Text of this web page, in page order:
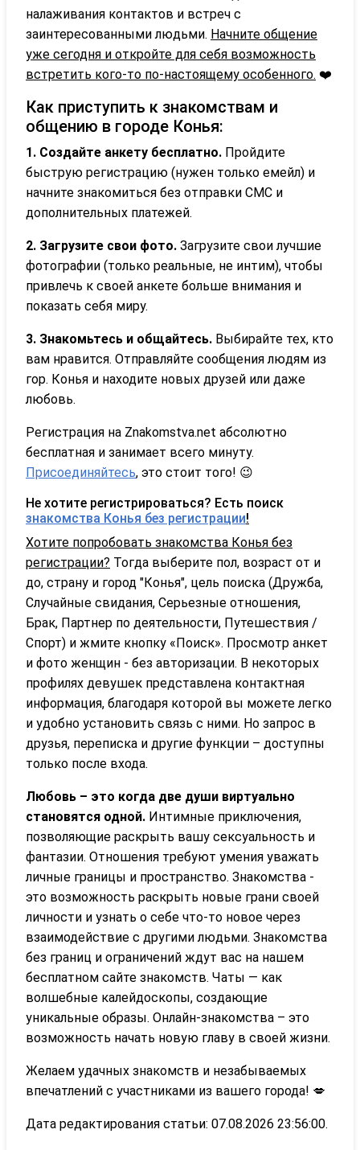
налаживания контактов и встреч с
заинтересованными людьми. Начните общение
уже сегодня и откройте для себя возможность
встретить кого-то по-настоящему особенного. ❤️
Как приступить к знакомствам и
общению в городе Конья:
1. Создайте анкету бесплатно. Пройдите
быструю регистрацию (нужен только емейл) и
начните знакомиться без отправки СМС и
дополнительных платежей.
2. Загрузите свои фото. Загрузите свои лучшие
фотографии (только реальные, не интим), чтобы
привлечь к своей анкете больше внимания и
показать себя миру.
3. Знакомьтесь и общайтесь. Выбирайте тех, кто
вам нравится. Отправляйте сообщения людям из
гор. Конья и находите новых друзей или даже
любовь.
Регистрация на Znakomstva.net абсолютно
бесплатная и занимает всего минуту.
Присоединяйтесь, это стоит того! 😉
Не хотите регистрироваться? Есть поиск
знакомства Конья без регистрации!
Хотите попробовать знакомства Конья без
регистрации? Тогда выберите пол, возраст от и
до, страну и город "Конья", цель поиска (Дружба,
Случайные свидания, Серьезные отношения,
Брак, Партнер по деятельности, Путешествия /
Спорт) и жмите кнопку «Поиск». Просмотр анкет
и фото женщин - без авторизации. В некоторых
профилях девушек представлена контактная
информация, благодаря которой вы можете легко
и удобно установить связь с ними. Но запрос в
друзья, переписка и другие функции – доступны
только после входа.
Любовь – это когда две души виртуально
становятся одной. Интимные приключения,
позволяющие раскрыть вашу сексуальность и
фантазии. Отношения требуют умения уважать
личные границы и пространство. Знакомства -
это возможность раскрыть новые грани своей
личности и узнать о себе что-то новое через
взаимодействие с другими людьми. Знакомства
без границ и ограничений ждут вас на нашем
бесплатном сайте знакомств. Чаты — как
волшебные калейдоскопы, создающие
уникальные образы. Онлайн-знакомства – это
возможность начать новую главу в своей жизни.
Желаем удачных знакомств и незабываемых
впечатлений с участниками из вашего города! 💋
Дата редактирования статьи: 07.08.2026 23:56:00.